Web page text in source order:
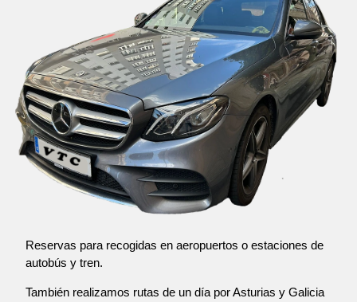
Reservas para recogidas en aeropuertos o estaciones de
autobús y tren.
También realizamos rutas de un día por Asturias y Galicia